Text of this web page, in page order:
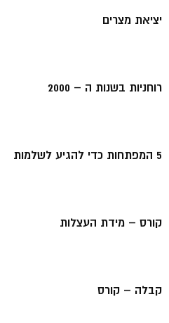
יציאת מצרים
רוחניות בשנות ה – 2000
5 המפתחות כדי להגיע לשלמות
קורס – מידת העצלות
קבלה – קורס